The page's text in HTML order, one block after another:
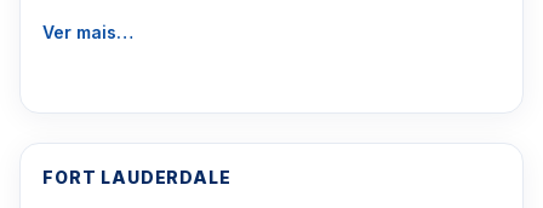
Ver mais…
FORT LAUDERDALE